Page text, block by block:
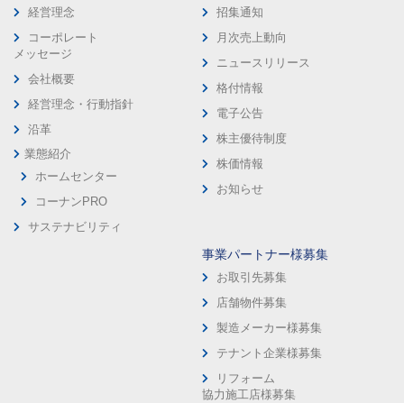
経営理念
コーポレート
メッセージ
会社概要
経営理念・行動指針
沿革
業態紹介
ホームセンター
コーナンPRO
サステナビリティ
招集通知
月次売上動向
ニュースリリース
格付情報
電子公告
株主優待制度
株価情報
お知らせ
事業パートナー様募集
お取引先募集
店舗物件募集
製造メーカー様募集
テナント企業様募集
リフォーム
協力施工店様募集